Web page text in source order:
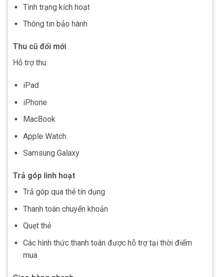
Tình trạng kích hoạt
Thông tin bảo hành
Thu cũ đổi mới
Hỗ trợ thu:
iPad
iPhone
MacBook
Apple Watch
Samsung Galaxy
Trả góp linh hoạt
Trả góp qua thẻ tín dụng
Thanh toán chuyển khoản
Quẹt thẻ
Các hình thức thanh toán được hỗ trợ tại thời điểm
mua